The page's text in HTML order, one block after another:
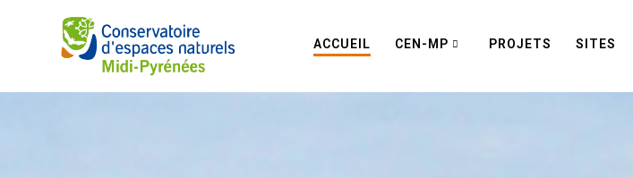
ACCUEIL CEN-MP PROJETS SITES